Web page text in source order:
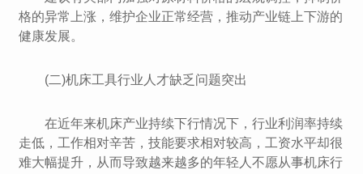
格的异常上涨，维护企业正常经营，推动产业链上下游的
健康发展。
(二)机床工具行业人才缺乏问题突出
在近年来机床产业持续下行情况下，行业利润率持续
走低，工作相对辛苦，技能要求相对较高，工资水平却很
难大幅提升，从而导致越来越多的年轻人不愿从事机床行